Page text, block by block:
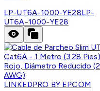
LP-UT6A-1000-YE28LP-
UT6A-1000-YE28
LINKEDPRO BY EPCOM